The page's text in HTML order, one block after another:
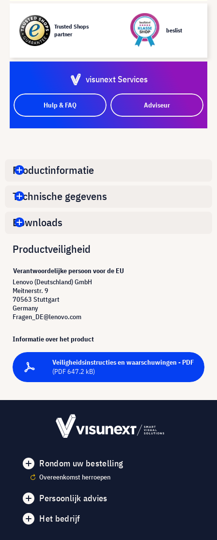
Trusted Shops
partner
beslist
visunext Services
Hulp & FAQ Adviseur
Productinformatie
Technische gegevens
Downloads
Productveiligheid
Verantwoordelijke persoon voor de EU
Lenovo (Deutschland) GmbH
Meitnerstr. 9
70563 Stuttgart
Germany
Fragen_DE@lenovo.com
Informatie over het product
Veiligheidsinstructies en waarschuwingen - PDF
(PDF 647.2 kB)
Rondom uw bestelling
Overeenkomst herroepen
Persoonlijk advies
Het bedrijf